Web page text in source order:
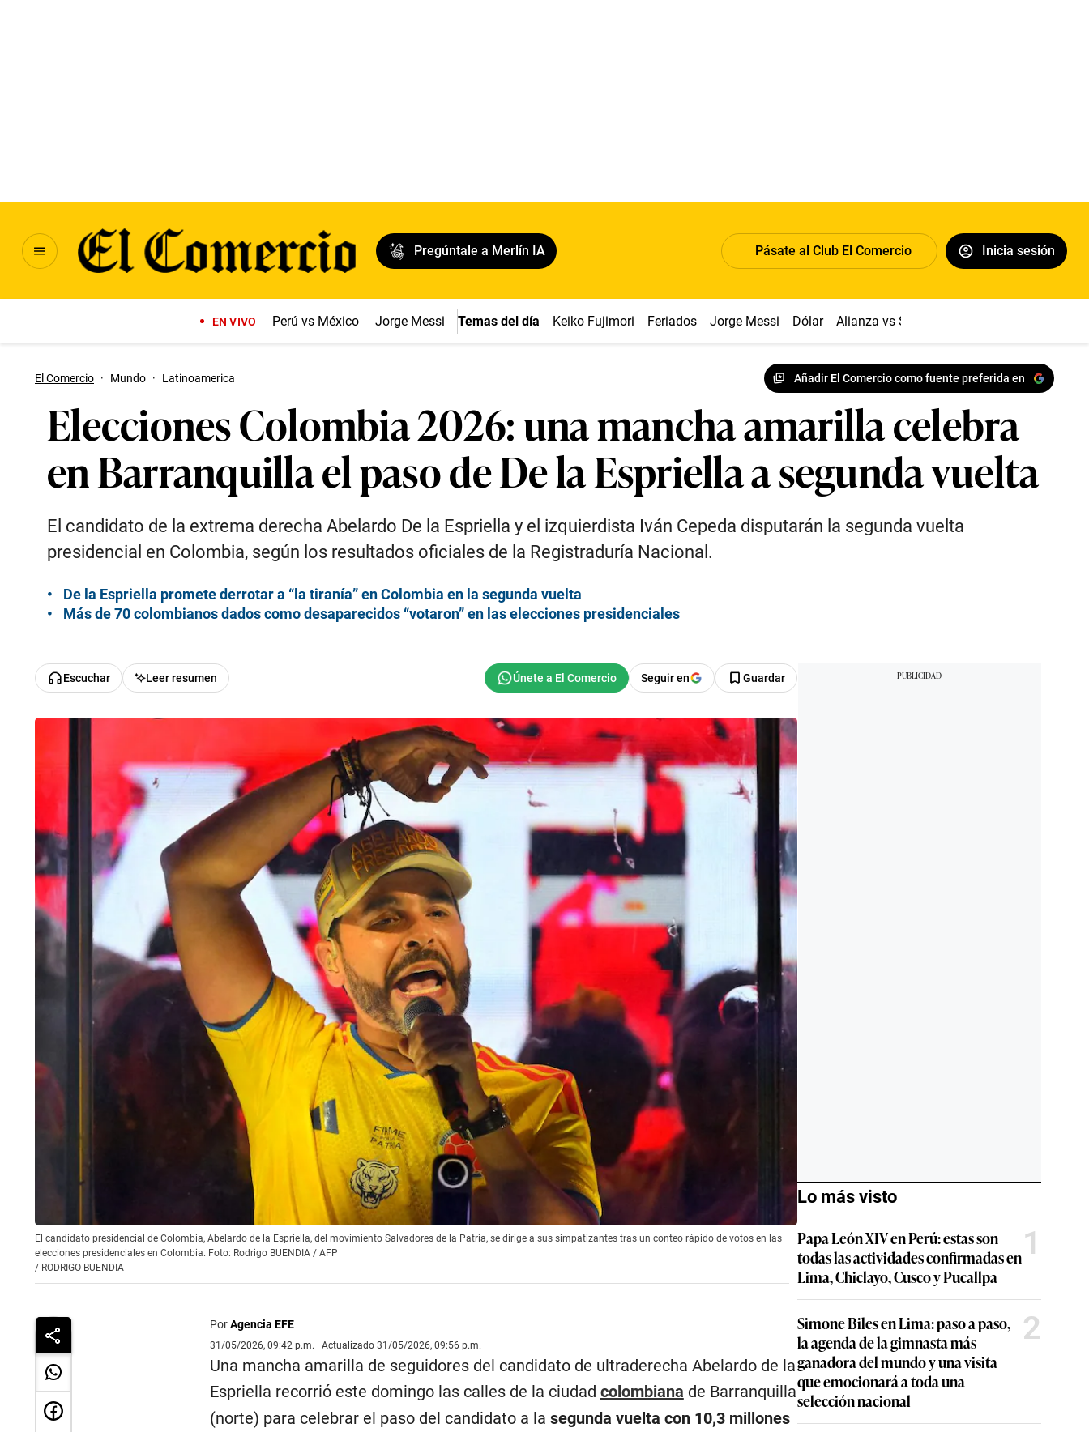
Pregúntale a Merlín IA Pásate al Club El Comercio Inicia sesión
EN VIVO Perú vs México Jorge Messi Temas del día Keiko Fujimori Feriados Jorge Messi Dólar Alianza vs Sport Boys
El Comercio · Mundo · Latinoamerica Añadir El Comercio como fuente preferida en
Elecciones Colombia 2026: una mancha amarilla celebra
en Barranquilla el paso de De la Espriella a segunda vuelta
El candidato de la extrema derecha Abelardo De la Espriella y el izquierdista Iván Cepeda disputarán la segunda vuelta
presidencial en Colombia, según los resultados oficiales de la Registraduría Nacional.
De la Espriella promete derrotar a “la tiranía” en Colombia en la segunda vuelta
Más de 70 colombianos dados como desaparecidos “votaron” en las elecciones presidenciales
Escuchar Leer resumen Seguir en Guardar
El candidato presidencial de Colombia, Abelardo de la Espriella, del movimiento Salvadores de la Patria, se dirige a sus simpatizantes tras un conteo rápido de votos en las
elecciones presidenciales en Colombia. Foto: Rodrigo BUENDIA / AFP
/ RODRIGO BUENDIA
PorAgencia EFE
31/05/2026, 09:42 p.m. | Actualizado 31/05/2026, 09:56 p.m.
Una mancha amarilla de seguidores del candidato de ultraderecha Abelardo de la
Espriella recorrió este domingo las calles de la ciudad colombiana de Barranquilla
(norte) para celebrar el paso del candidato a la segunda vuelta con 10,3 millones
Lo más visto
Papa León XIV en Perú: estas son
todas las actividades confirmadas en
Lima, Chiclayo, Cusco y Pucallpa
1
Simone Biles en Lima: paso a paso,
la agenda de la gimnasta más
ganadora del mundo y una visita
que emocionará a toda una
selección nacional
2